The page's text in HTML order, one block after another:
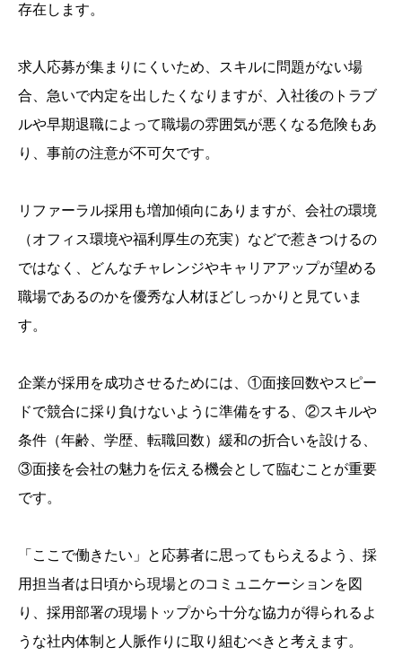
存在します。
求人応募が集まりにくいため、スキルに問題がない場
合、急いで内定を出したくなりますが、入社後のトラブ
ルや早期退職によって職場の雰囲気が悪くなる危険もあ
り、事前の注意が不可欠です。
リファーラル採用も増加傾向にありますが、会社の環境
（オフィス環境や福利厚生の充実）などで惹きつけるの
ではなく、どんなチャレンジやキャリアアップが望める
職場であるのかを優秀な人材ほどしっかりと見ていま
す。
企業が採用を成功させるためには、①面接回数やスピー
ドで競合に採り負けないように準備をする、②スキルや
条件（年齢、学歴、転職回数）緩和の折合いを設ける、
③面接を会社の魅力を伝える機会として臨むことが重要
です。
「ここで働きたい」と応募者に思ってもらえるよう、採
用担当者は日頃から現場とのコミュニケーションを図
り、採用部署の現場トップから十分な協力が得られるよ
うな社内体制と人脈作りに取り組むべきと考えます。